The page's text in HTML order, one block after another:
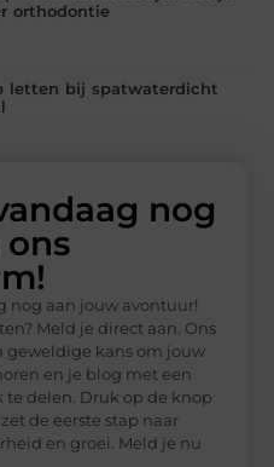
orthodontie
letten bij spatwaterdicht
nog
ons
nog aan jouw avontuur!
Meld je direct aan. Ons
geweldige kans om jouw
en je blog met een
delen. Druk op de knop
zet de eerste stap naar
en groei. Meld je nu